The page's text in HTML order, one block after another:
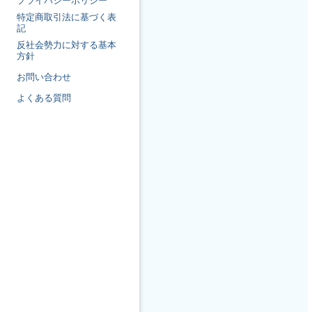
特定商取引法に基づく表
記
反社会勢力に対する基本
方針
お問い合わせ
よくある質問